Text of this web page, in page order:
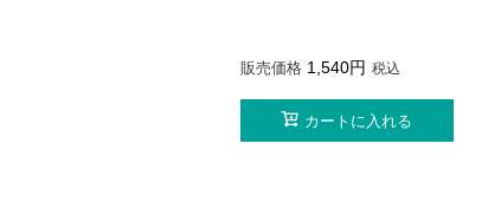
販売価格 1,540 税込
カートに入れる